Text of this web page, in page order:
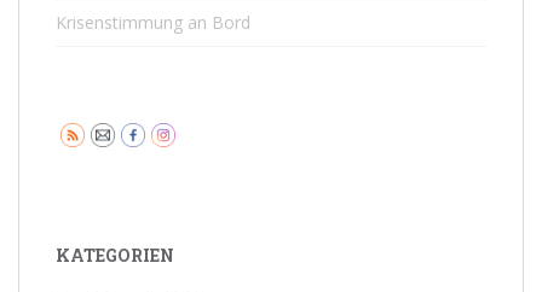
Krisenstimmung an Bord
KATEGORIEN